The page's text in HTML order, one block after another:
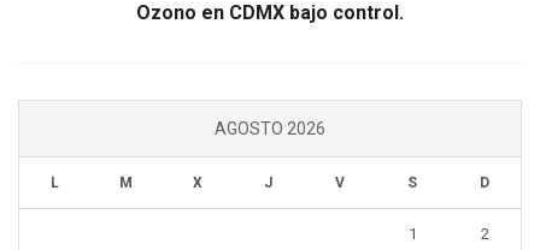
Ozono en CDMX bajo control.
AGOSTO 2026
L M X J V S D
1 2